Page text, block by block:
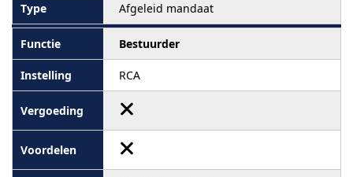
Afgeleid mandaat
Bestuurder
RCA